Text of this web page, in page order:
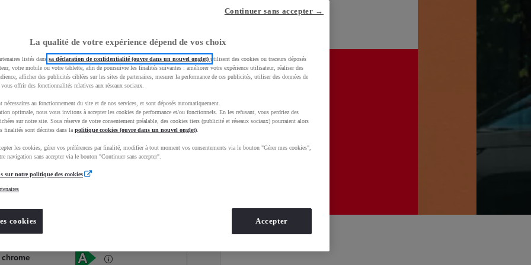
Services Concession
Occasions
chrome
La qualité de votre expérience dépend de vos choix
listés dans sa déclaration de confidentialité (ouvre dans un nouvel onglet) utilisent des cookies ou traceurs déposés
votre mobile ou votre tablette, afin de poursuivre les finalités suivantes : améliorer votre expérience utilisateur, réaliser des
afficher des publicités ciblées sur les sites de partenaires, mesurer la performance de ces publicités, utiliser des données de
offrir des fonctionnalités relatives aux réseaux sociaux.
nécessaires au fonctionnement du site et de nos services, et sont déposés automatiquement.
optimale, nous vous invitons à accepter les cookies de performance et/ou fonctionnels. En les refusant, vous perdriez des
sur notre site. Sous réserve de votre consentement préalable, des cookies tiers (publicité et réseaux sociaux) pourraient alors
finalités sont décrites dans la politique cookies (ouvre dans un nouvel onglet)
les cookies, gérer vos préférences par finalité, modifier à tout moment vos consentements via le bouton "Gérer mes cookies",
navigation sans accepter via le bouton "Continuer sans accepter".
sur notre politique des cookies
cookies
Continuer sans accepter →
Accepter